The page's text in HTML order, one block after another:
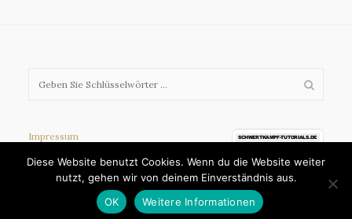
Impressum
Datenschutz
Diese Website benutzt Cookies. Wenn du die Website weiter
nutzt, gehen wir von deinem Einverständnis aus.
OK
Weitere Informationen